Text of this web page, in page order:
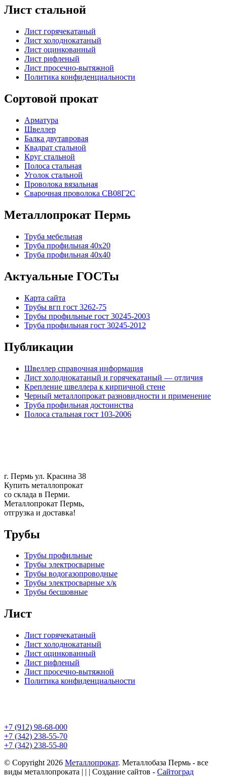
Лист стальной
Лист горячекатаный
Лист холоднокатаный
Лист оцинкованный
Лист рифленый
Лист просечно-вытяжной
Политика конфиденциальности
Сортовой прокат
Арматура
Швеллер
Балка двутавровая
Квадрат стальной
Круг стальной
Полоса стальная
Уголок стальной
Проволока вязальная
Сварочная проволока СВ08Г2С
Металлопрокат Пермь
Труба мебельная
Труба профильная 40х20
Труба профильная 40х40
Актуальные ГОСТы
Карта сайта
Трубы вгп гост 3262-75
Трубы профильные гост 30245-2003
Труба профильная гост 30245-2012
Публикации
Швеллер справочная информация
Лист холоднокатаный и горячекатаный — отличия
Крепление швеллера к кирпичной стене
Черный металлопрокат разновидности и применение
Труба профильная достоинства
Полоса стальная гост 103-2006
г. Пермь ул. Красина 38
Купить металлопрокат
со склада в Перми.
Металлопрокат Пермь,
отгрузка и доставка!
Трубы
Трубы профильные
Трубы электросварные
Трубы водогазопроводные
Трубы электросварные х/к
Трубы бесшовные
Лист
Лист горячекатаный
Лист холоднокатаный
Лист оцинкованный
Лист рифленый
Лист просечно-вытяжной
Политика конфиденциальности
+7 (912) 98-68-000
+7 (342) 238-55-70
+7 (342) 238-55-80
© Copyright 2026 Металлопрокат. Металлобаза Пермь - все
виды металлопроката | | | Создание сайтов - Сайтоград